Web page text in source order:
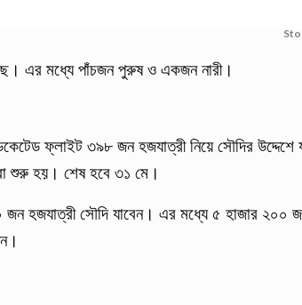
এর মধ্যে পাঁচজন পুরুষ ও একজন নারী।
ফ্লাইট ৩৯৮ জন হজযাত্রী নিয়ে সৌদির উদ্দেশে
শুরু হয়। শেষ হবে ৩১ মে।
হজযাত্রী সৌদি যাবেন। এর মধ্যে ৫ হাজার ২০০